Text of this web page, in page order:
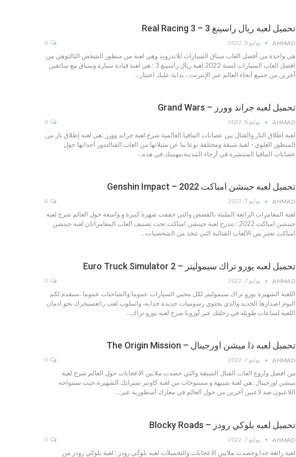
تحميل لعبه ريال راسينغ 3 – Real Racing 3
AHMAD يوليو 8, 2022 0
هي واحدة من أفضل العاب سباق السيارات للاندرويد وهي لعبة من منظور الشخص الثالثوهي من
افضل العاب السيارات لسنة 2022
لعبة ريال راسينغ 3 :
هي لعبة قيادة سيارة وسباق مع سائقين
آخرين من جميع أنحاء العالم عبر الإنترنت ، بداية عليك اختيار …
تحميل لعبه جراند وورز – Grand Wars
AHMAD يوليو 8, 2022 0
لعبة اطلاق النار والقتال بين عصابات المافيا العالمية شرح لعبة جراند وورز :هي لعبة إطلاق نار من
المنظور العلوي - لعبة شيقة ومختلفة نوعا ما عن مثيلاتها من العاب القتالتدور أحداثها حول
عصابات المافيا المنتشرة في أرجاء المدينة.مهمتك في هذه…
تحميل لعبه جينشن امباكت 2022 – Genshin Impact
AHMAD يوليو 7, 2022 0
لعبة المغامرات الرائعة المليئة بالقصص والتي حققت شهرة كبيرة و واسعة حول العالم شرح لعبة
جينشن امباكت 2022 :
تندرج لعبة جينشن امباكت تحت تصنيف العاب المغامراتان لعبة جينشن
امباكت تعتبر من الألعاب القتالية التي تتخذ من الشخصيات…
تحميل لعبه يورو تراك سيموليتر – Euro Truck Simulator 2
AHMAD يوليو 7, 2022 0
اللعبة الشهيرة يورو تراك سيموليتر لكل محبي السيارات عموما والشاحنات عموما .سنقدم لكم
اليوم اصدارها الجديد والذي يحتوي رسوميات جديدة جذابة، واسلوب لعب رائعسيجرك نحو ادمان
اللعبة لساعات طويلة في رحلتك عبر أوروبا شرح لعبه يورو تراك…
تحميل لعبه ذا ميشن اورجينال – The Origin Mission
AHMAD يوليو 7, 2022 0
من افضل واروع العاب القتال الشيقة والتي حصدت ملايين الاعجابات حول العالم شرح لعبة
ميشن اورجينال :هي لعبة شبيهة و مستوحات من لعبة كاونتر سترايك الشهيرة،حيث سيتواجه
اللاعبون ضد لاعبين آخرين من حول العالم في معارك أسطورية عبر …
تحميل لعبه بلوكي رودز – Blocky Roads
AHMAD يوليو 7, 2022 0
لعبة رائعة جدا وحصدت ملايين الاعجابات والتحميلات لعبه بلوكي رودز : لعبة بلوكي رودز من